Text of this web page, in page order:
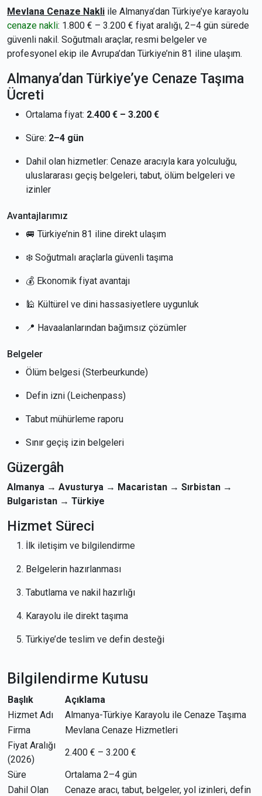
Mevlana Cenaze Nakli ile Almanya’dan Türkiye’ye karayolu
cenaze nakli: 1.800 € – 3.200 € fiyat aralığı, 2–4 gün sürede
güvenli nakil. Soğutmalı araçlar, resmi belgeler ve
profesyonel ekip ile Avrupa’dan Türkiye’nin 81 iline ulaşım.
Almanya’dan Türkiye’ye Cenaze Taşıma
Ücreti
Ortalama fiyat: 2.400 € – 3.200 €
Süre: 2–4 gün
Dahil olan hizmetler: Cenaze aracıyla kara yolculuğu,
uluslararası geçiş belgeleri, tabut, ölüm belgeleri ve
izinler
Avantajlarımız
🚐 Türkiye’nin 81 iline direkt ulaşım
❄️ Soğutmalı araçlarla güvenli taşıma
💰 Ekonomik fiyat avantajı
🕌 Kültürel ve dini hassasiyetlere uygunluk
📍 Havaalanlarından bağımsız çözümler
Belgeler
Ölüm belgesi (Sterbeurkunde)
Defin izni (Leichenpass)
Tabut mühürleme raporu
Sınır geçiş izin belgeleri
Güzergâh
Almanya → Avusturya → Macaristan → Sırbistan →
Bulgaristan → Türkiye
Hizmet Süreci
İlk iletişim ve bilgilendirme
Belgelerin hazırlanması
Tabutlama ve nakil hazırlığı
Karayolu ile direkt taşıma
Türkiye’de teslim ve defin desteği
Bilgilendirme Kutusu
Başlık
Açıklama
Hizmet Adı
Almanya-Türkiye Karayolu ile Cenaze Taşıma
Firma
Mevlana Cenaze Hizmetleri
Fiyat Aralığı
(2026)
2.400 € – 3.200 €
Süre
Ortalama 2–4 gün
Dahil Olan
Cenaze aracı, tabut, belgeler, yol izinleri, defin